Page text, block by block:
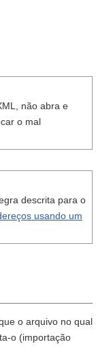
não abra e
o mal
descrita para o
usando um
o arquivo no qual
o (importação